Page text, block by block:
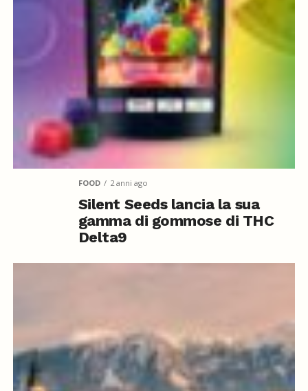
FOOD 2 anni ago
Silent Seeds lancia la sua
gamma di gommose di THC
Delta9